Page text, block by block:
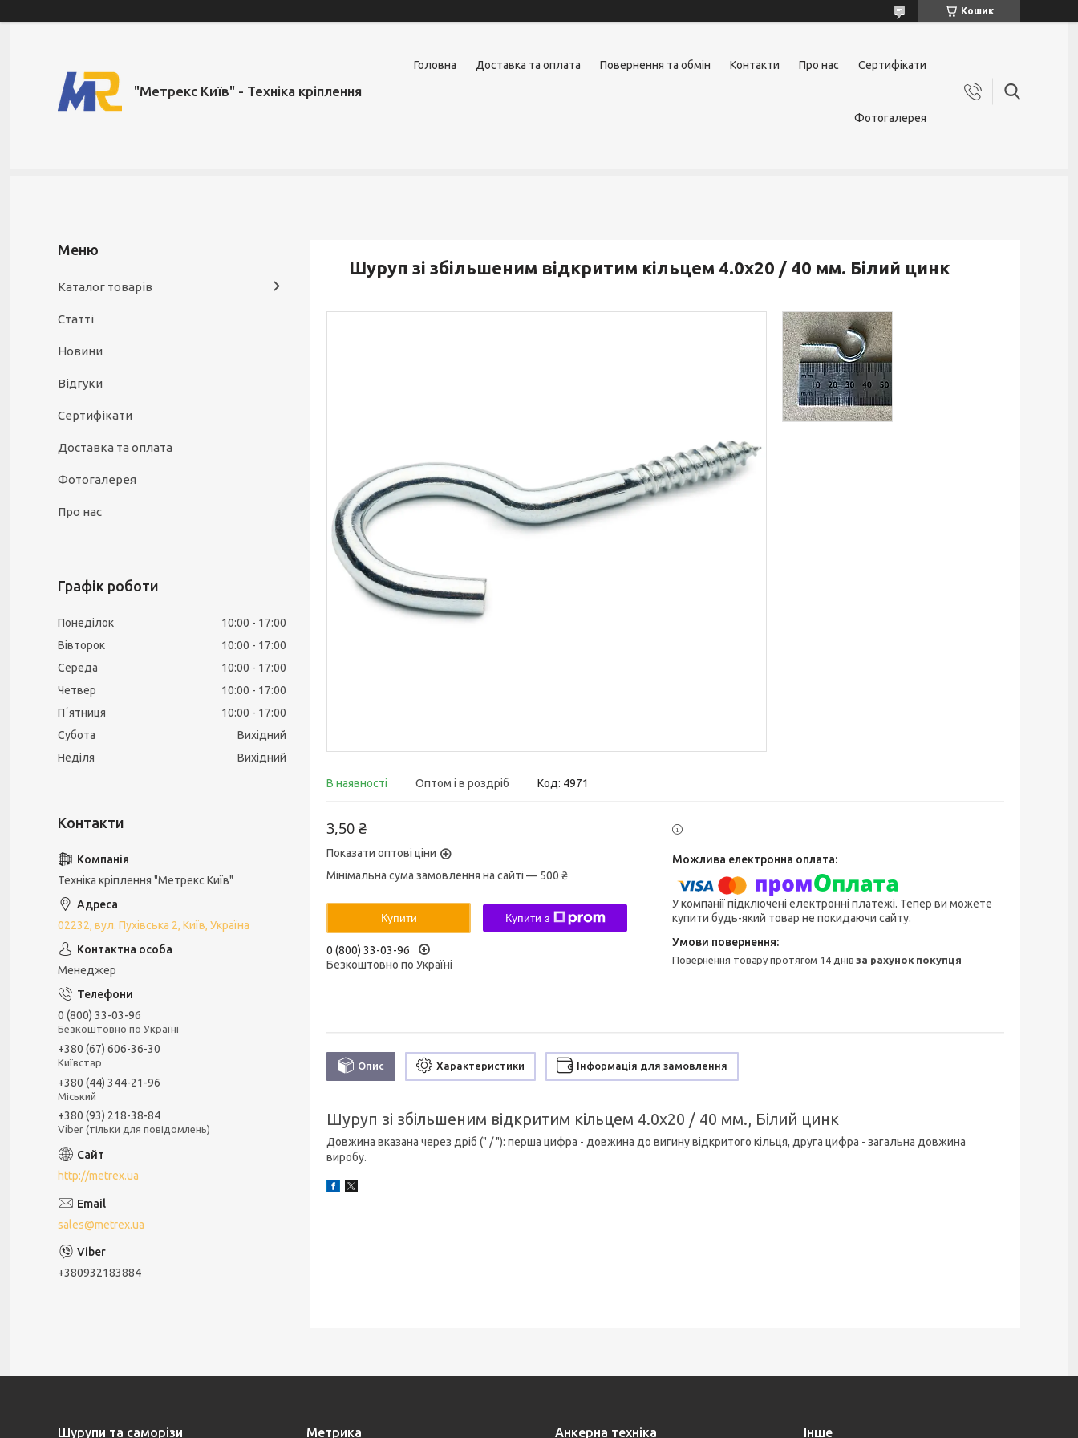
Кошик
"Метрекс Київ" - Техніка кріплення
Головна Доставка та оплата Повернення та обмін Контакти Про нас Сертифікати
Фотогалерея
Шуруп зі збільшеним відкритим кільцем 4.0х20 / 40 мм. Білий цинк
В наявності Оптом і в роздріб Код: 4971
3,50 ₴
Показати оптові ціни
Мінімальна сума замовлення на сайті — 500 ₴
Купити Купити з
0 (800) 33-03-96
Безкоштовно по Україні
У компанії підключені електронні платежі. Тепер ви можете
купити будь-який товар не покидаючи сайту.
повернення товару протягом 14 днівза рахунок покупця
Опис Характеристики Інформація для замовлення
Шуруп зі збільшеним відкритим кільцем 4.0х20 / 40 мм., Білий цинк
Довжина вказана через дріб (" / "): перша цифра - довжина до вигину відкритого кільця, друга цифра - загальна довжина
виробу.
Каталог товарів
Статті
Новини
Відгуки
Сертифікати
Доставка та оплата
Фотогалерея
Про нас
Графік роботи
Понеділок 10:00
17:00
Вівторок
10:00
17:00
Середа
10:00
17:00
Четвер
10:00
17:00
Пʼятниця
10:00
17:00
Субота
Вихідний
Неділя
Вихідний
Техніка кріплення "Метрекс Київ"
02232, вул. Пухівська 2, Київ, Україна
Менеджер
0 (800) 33-03-96
Безкоштовно по Україні
+380 (67) 606-36-30
Київстар
+380 (44) 344-21-96
Міський
+380 (93) 218-38-84
Viber (тільки для повідомлень)
http://metrex.ua
sales@metrex.ua
+380932183884
Шурупи та саморізи Метрика Анкерна техніка Інше